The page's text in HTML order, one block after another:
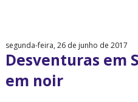
segunda-feira, 26 de junho de 2017
Desventuras em
em noir